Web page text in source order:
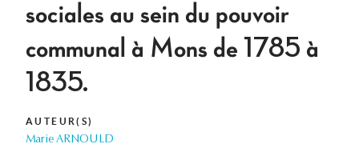
sociales au sein du pouvoir
communal à Mons de 1785 à
1835.
AUTEUR(S)
Marie ARNOULD